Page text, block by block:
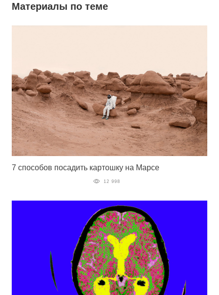
Материалы по теме
7 способов посадить картошку на Марсе
12 998